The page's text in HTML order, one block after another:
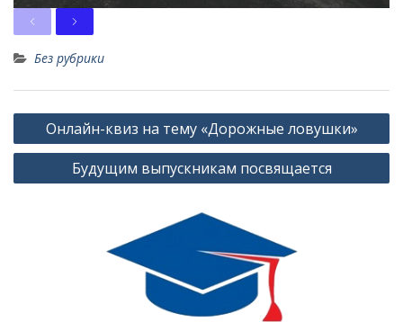
PreviousNext
Без рубрики
Навигация
по
записям
Онлайн-квиз на тему «Дорожные ловушки»
Будущим выпускникам посвящается